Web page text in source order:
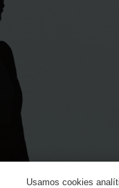
Usamos cookies